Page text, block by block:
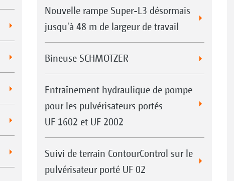
Nouvelle rampe Super-L3 désormais
jusqu'à 48 m de largeur de travail
Bineuse SCHMOTZER
Entraînement hydraulique de pompe
pour les pulvérisateurs portés
UF 1602 et UF 2002
Suivi de terrain ContourControl sur le
pulvérisateur porté UF 02